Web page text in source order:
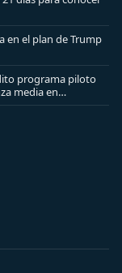
en el plan de Trump
programa piloto
media en